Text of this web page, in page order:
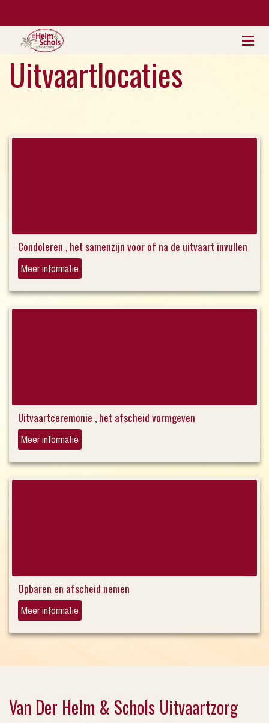
Uitvaartlocaties
Condoleren , het samenzijn voor of na de uitvaart invullen
Meer informatie
Uitvaartceremonie , het afscheid vormgeven
Meer informatie
Opbaren en afscheid nemen
Meer informatie
Van Der Helm & Schols Uitvaartzorg